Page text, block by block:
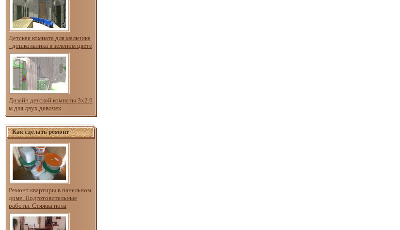
Детская комната для мальчика
- дошкольника в зеленом цвете
Дизайн детской комнаты 3х2.6
м для двух девочек
Как сделать ремонт
Ремонт квартиры в панельном
доме. Подготовительные
работы. Стяжка пола